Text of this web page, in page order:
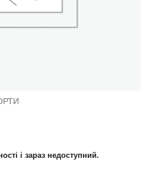
і зараз недоступний.